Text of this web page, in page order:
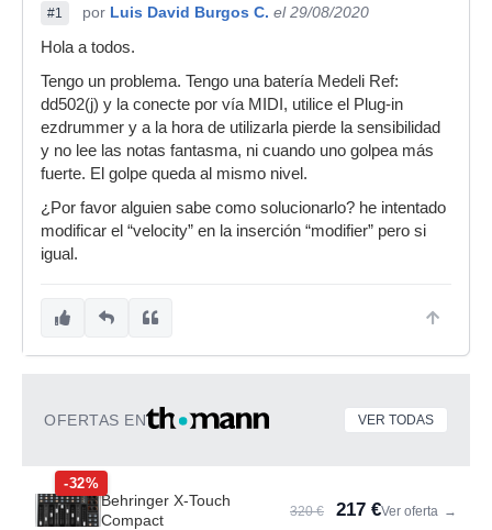
#1 por Luis David Burgos C. el 29/08/2020
Hola a todos.
Tengo un problema. Tengo una batería Medeli Ref:
dd502(j) y la conecte por vía MIDI, utilice el Plug-in
ezdrummer y a la hora de utilizarla pierde la sensibilidad
y no lee las notas fantasma, ni cuando uno golpea más
fuerte. El golpe queda al mismo nivel.
¿Por favor alguien sabe como solucionarlo? he intentado
modificar el “velocity” en la inserción “modifier” pero si
igual.
OFERTAS EN VER TODAS
-32%
Behringer X-Touch
Compact
320 € 217 €Ver oferta →